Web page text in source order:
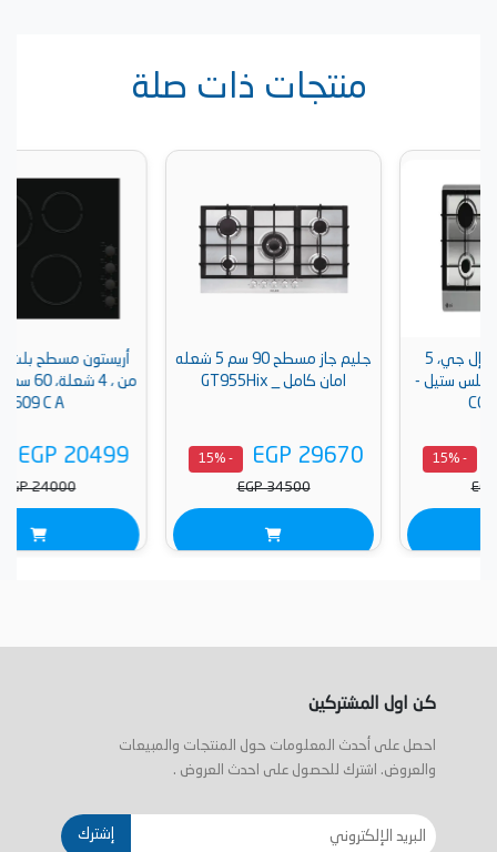
منتجات ذات صلة
جليم جاز مسطح 90 سم 5 شعله
امان كامل _ GT955Hix
EGP 29670
- 15%
أريستون مسطح بلت ان كهرباء
من ، 4 شعلة، 60 سم، اسود - HR
EGP 20499
- 15%
كن اول المشتركين
احصل على أحدث المعلومات حول المنتجات والمبيعات
والعروض. اشترك للحصول على احدث العروض .
إشترك